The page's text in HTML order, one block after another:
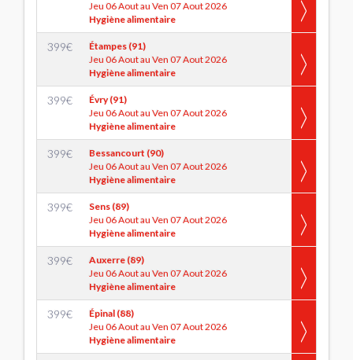
Jeu 06 Aout au Ven 07 Aout 2026
Hygiène alimentaire
399€
Étampes (91)
Jeu 06 Aout au Ven 07 Aout 2026
Hygiène alimentaire
399€
Évry (91)
Jeu 06 Aout au Ven 07 Aout 2026
Hygiène alimentaire
399€
Bessancourt (90)
Jeu 06 Aout au Ven 07 Aout 2026
Hygiène alimentaire
399€
Sens (89)
Jeu 06 Aout au Ven 07 Aout 2026
Hygiène alimentaire
399€
Auxerre (89)
Jeu 06 Aout au Ven 07 Aout 2026
Hygiène alimentaire
399€
Épinal (88)
Jeu 06 Aout au Ven 07 Aout 2026
Hygiène alimentaire